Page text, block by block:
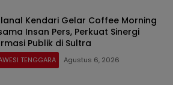
Kendari Gelar Coffee Morning
Insan Pers, Perkuat Sinergi
Publik di Sultra
TENGGARA Agustus 6, 2026